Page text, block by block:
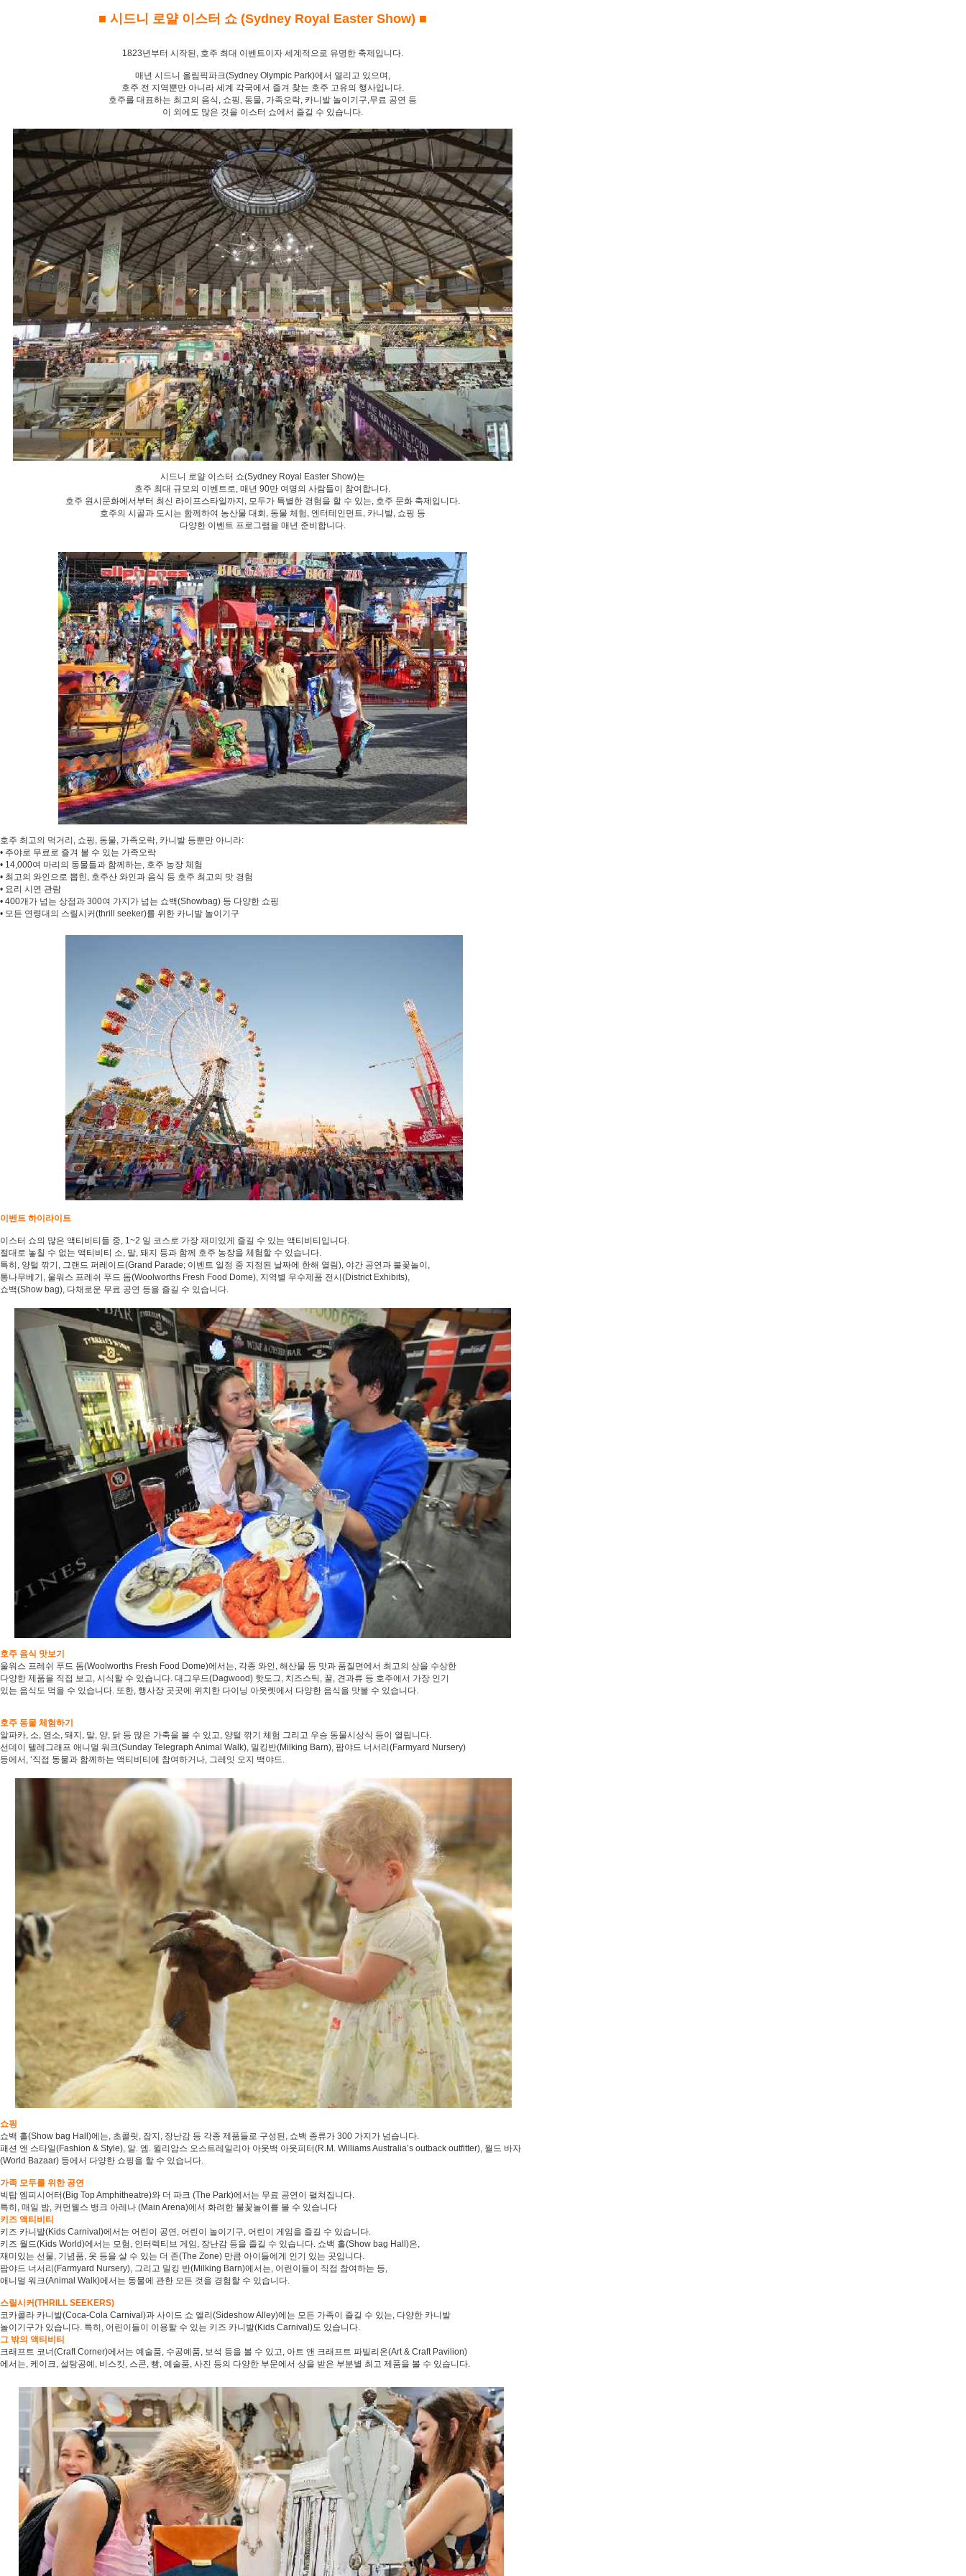
■ 시드니 로얄 이스터 쇼 (Sydney Royal Easter Show) ■
1823년부터 시작된, 호주 최대 이벤트이자 세계적으로 유명한 축제입니다.
매년 시드니 올림픽파크(Sydney Olympic Park)에서 열리고 있으며,
호주 전 지역뿐만 아니라 세계 각국에서 즐겨 찾는 호주 고유의 행사입니다.
호주를 대표하는 최고의 음식, 쇼핑, 동물, 가족오락, 카니발 놀이기구,무료 공연 등
이 외에도 많은 것을 이스터 쇼에서 즐길 수 있습니다.
시드니 로얄 이스터 쇼(Sydney Royal Easter Show)는
호주 최대 규모의 이벤트로, 매년 90만 여명의 사람들이 참여합니다.
호주 원시문화에서부터 최신 라이프스타일까지, 모두가 특별한 경험을 할 수 있는, 호주 문화 축제입니다.
호주의 시골과 도시는 함께하여 농산물 대회, 동물 체험, 엔터테인먼트, 카니발, 쇼핑 등
다양한 이벤트 프로그램을 매년 준비합니다.
호주 최고의 먹거리, 쇼핑, 동물, 가족오락, 카니발 등뿐만 아니라:
• 주야로 무료로 즐겨 볼 수 있는 가족오락
• 14,000여 마리의 동물들과 함께하는, 호주 농장 체험
• 최고의 와인으로 뽑힌, 호주산 와인과 음식 등 호주 최고의 맛 경험
• 요리 시연 관람
• 400개가 넘는 상점과 300여 가지가 넘는 쇼백(Showbag) 등 다양한 쇼핑
• 모든 연령대의 스릴시커(thrill seeker)를 위한 카니발 놀이기구
이벤트 하이라이트
이스터 쇼의 많은 액티비티들 중, 1~2 일 코스로 가장 재미있게 즐길 수 있는 액티비티입니다.
절대로 놓칠 수 없는 액티비티 소, 말, 돼지 등과 함께 호주 농장을 체험할 수 있습니다.
특히, 양털 깎기, 그랜드 퍼레이드(Grand Parade; 이벤트 일정 중 지정된 날짜에 한해 열림), 야간 공연과 불꽃놀이,
통나무베기, 울워스 프레쉬 푸드 돔(Woolworths Fresh Food Dome), 지역별 우수제품 전시(District Exhibits),
쇼백(Show bag), 다채로운 무료 공연 등을 즐길 수 있습니다.
호주 음식 맛보기
울워스 프레쉬 푸드 돔(Woolworths Fresh Food Dome)에서는, 각종 와인, 해산물 등 맛과 품질면에서 최고의 상을 수상한
다양한 제품을 직접 보고, 시식할 수 있습니다. 대그우드(Dagwood) 핫도그, 치즈스틱, 꿀, 견과류 등 호주에서 가장 인기
있는 음식도 먹을 수 있습니다. 또한, 행사장 곳곳에 위치한 다이닝 아웃렛에서 다양한 음식을 맛볼 수 있습니다.
호주 동물 체험하기
알파카, 소, 염소, 돼지, 말, 양, 닭 등 많은 가축을 볼 수 있고, 양털 깎기 체험 그리고 우승 동물시상식 등이 열립니다.
선데이 텔레그래프 애니멀 워크(Sunday Telegraph Animal Walk), 밀킹반(Milking Barn), 팜야드 너서리(Farmyard Nursery)
등에서, ‘직접 동물과 함께하는 액티비티에 참여하거나, 그레잇 오지 백야드.
쇼핑
쇼백 홀(Show bag Hall)에는, 초콜릿, 잡지, 장난감 등 각종 제품들로 구성된, 쇼백 종류가 300 가지가 넘습니다.
패션 앤 스타일(Fashion & Style), 알. 엠. 윌리암스 오스트레일리아 아웃백 아웃피터(R.M. Williams Australia’s outback outfitter), 월드 바자
(World Bazaar) 등에서 다양한 쇼핑을 할 수 있습니다.
가족 모두를 위한 공연
빅탑 엠피시어터(Big Top Amphitheatre)와 더 파크 (The Park)에서는 무료 공연이 펼쳐집니다.
특히, 매일 밤, 커먼웰스 뱅크 아레나 (Main Arena)에서 화려한 불꽃놀이를 볼 수 있습니다
키즈 액티비티
키즈 카니발(Kids Carnival)에서는 어린이 공연, 어린이 놀이기구, 어린이 게임을 즐길 수 있습니다.
키즈 월드(Kids World)에서는 모험, 인터렉티브 게임, 장난감 등을 즐길 수 있습니다. 쇼백 홀(Show bag Hall)은,
재미있는 선물, 기념품, 옷 등을 살 수 있는 더 존(The Zone) 만큼 아이들에게 인기 있는 곳입니다.
팜야드 너서리(Farmyard Nursery), 그리고 밀킹 반(Milking Barn)에서는, 어린이들이 직접 참여하는 등,
애니멀 워크(Animal Walk)에서는 동물에 관한 모든 것을 경험할 수 있습니다.
스릴시커(THRILL SEEKERS)
코카콜라 카니발(Coca-Cola Carnival)과 사이드 쇼 앨리(Sideshow Alley)에는 모든 가족이 즐길 수 있는, 다양한 카니발
놀이기구가 있습니다. 특히, 어린이들이 이용할 수 있는 키즈 카니발(Kids Carnival)도 있습니다.
그 밖의 액티비티
크래프트 코너(Craft Corner)에서는 예술품, 수공예품, 보석 등을 볼 수 있고, 아트 앤 크래프트 파빌리온(Art & Craft Pavilion)
에서는, 케이크, 설탕공예, 비스킷, 스콘, 빵, 예술품, 사진 등의 다양한 부문에서 상을 받은 부분별 최고 제품을 볼 수 있습니다.